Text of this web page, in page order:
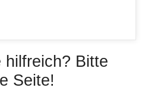
hilfreich? Bitte
Seite!